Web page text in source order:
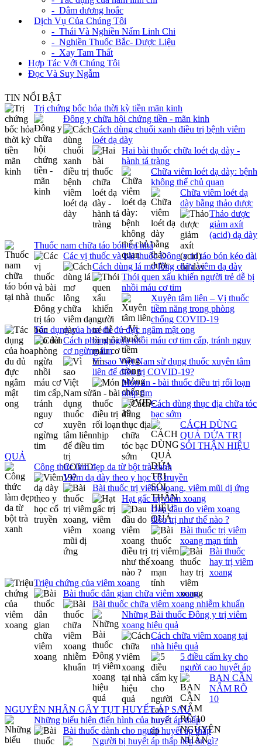
- Dâm dương hoắc
Dịch Vụ Của Chúng Tôi
- Thái Và Nghiền Nấm Linh Chi
- Nghiền Thuốc Bắc- Dược Liệu
- Xay Tam Thất
Hợp Tác Với Chúng Tôi
Đọc Và Suy Ngẫm
TIN NỔI BẬT
Trị chứng bốc hỏa thời kỳ tiền mãn kinh
Đông y chữa hội chứng tiền - mãn kinh
Cách dùng chuối xanh điều trị bệnh viêm
loét dạ dày
Hai bài thuốc chữa loét dạ dày -
hành tá tràng
Chữa viêm loét dạ dày: bệnh
không thể chủ quan
Chữa viêm loét dạ
dày bằng thảo dược
Thảo dược
giảm axít
(acid) dạ dày
Thuốc nam chữa táo bón tại nhà
Các vị thuốc và bài thuốc Đông y trị táo bón kéo dài
Cách dùng lá mơ lông chữa viêm dạ dày
Thói quen xấu khiến người trẻ dễ bị
nhồi máu cơ tim
Xuyên tâm liên – Vị thuốc
tiềm năng trong phòng
chống COVID-19
Tác dụng của hoa đu đủ đực ngâm mật ong
Cách phòng ngừa nhồi máu cơ tim cấp, tránh nguy
cơ ngừng tim
Vì sao Việt Nam sử dụng thuốc xuyên tâm
liên để điều trị COVID-19?
Món ăn - bài thuốc điều trị rối loạn
nhịp tim
Cách dùng thục địa chữa tóc
bạc sớm
CÁCH DÙNG
QUẢ DỨA TRỊ
SỎI THẬN HIỆU
QUẢ
Công thức làm đẹp da từ bột trà xanh
Viêm dạ dày theo y học cổ truyền
Bài thuốc trị viêm xoang, viêm mũi dị ứng
Hạt gấc trị viêm xoang
Đau đầu do viêm xoang
điều trị như thế nào ?
Bài thuốc trị viêm
xoang mạn tính
Bài thuốc
hay trị viêm
xoang
Triệu chứng của viêm xoang
Bài thuốc dân gian chữa viêm xoang
Bài thuốc chữa viêm xoang nhiễm khuẩn
Những Bài thuốc Đông y trị viêm
xoang hiệu quả
Cách chữa viêm xoang tại
nhà hiệu quả
5 điều cấm kỵ cho
người cao huyết áp
BẠN CẦN
NẮM RÕ
10
NGUYÊN NHÂN GÂY TỤT HUYẾT ÁP SAU
Những biểu hiện điển hình của huyết áp thấp
Bài thuốc dành cho người huyết áp thấp
Người bị huyết áp thấp nên ăn gì?